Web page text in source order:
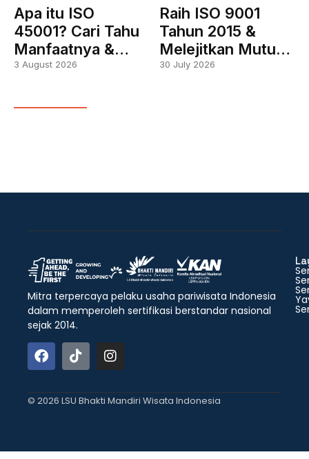
Apa itu ISO
45001? Cari Tahu
Manfaatnya &…
3 August 2026
Raih ISO 9001
Tahun 2015 &
Melejitkan Mutu…
30 July 2026
Mitra terpercaya pelaku usaha pariwisata Indonesia
dalam memperoleh sertifikasi berstandar nasional
sejak 2014.
© 2026 LSU Bhakti Mandiri Wisata Indonesia